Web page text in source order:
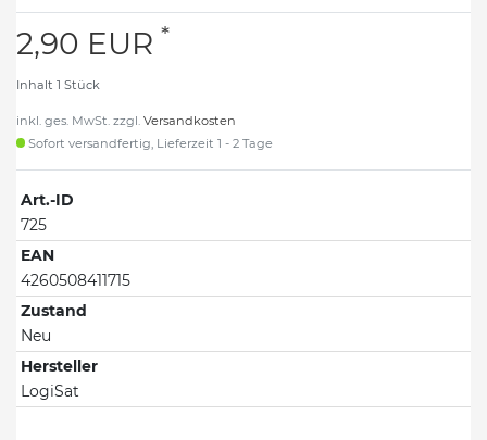
2,90 EUR *
Inhalt 1 Stück
inkl. ges. MwSt. zzgl. Versandkosten
Sofort versandfertig, Lieferzeit 1 - 2 Tage
Art.-ID
725
EAN
4260508411715
Zustand
Neu
Hersteller
LogiSat